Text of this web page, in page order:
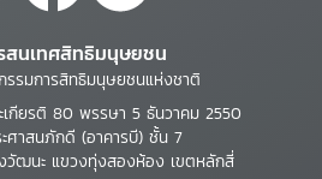
สนเทศสิทธิมนุษยชน
รรมการสิทธิมนุษยชนแห่งชาติ
เกียรติ 80 พรรษา 5 ธันวาคม 2550
ศาสนภักดี (อาคารบี) ชั้น 7
วัฒนะ แขวงทุ่งสองห้อง เขตหลักสี่